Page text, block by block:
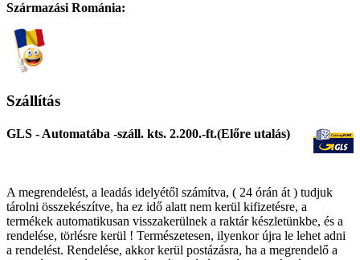
Származási Románia:
Szállítás
GLS - Automatába -száll. kts. 2.200.-ft.(Előre utalás)
A megrendelést, a leadás idelyétől számítva, ( 24 órán át ) tudjuk
tárolni összekészítve, ha ez idő alatt nem kerül kifizetésre, a
termékek automatikusan visszakerülnek a raktár készletünkbe, és a
rendelése, törlésre kerül ! Természetesen, ilyenkor újra le lehet adni
a rendelést. Rendelése, akkor kerül postázásra, ha a megrendelő a